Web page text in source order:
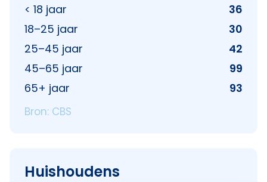
< 18 jaar
36
18–25 jaar
30
25–45 jaar
42
45–65 jaar
99
65+ jaar
93
Bron: CBS
Huishoudens